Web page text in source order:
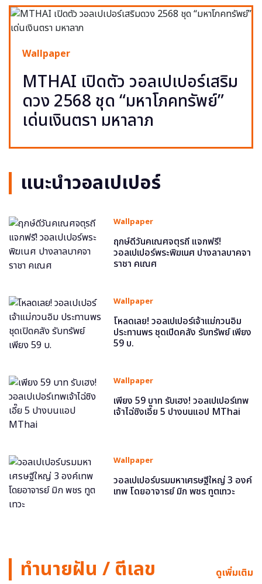
Wallpaper
MTHAI เปิดตัว วอลเปเปอร์เสริม
ดวง 2568 ชุด “มหาโภคทรัพย์”
เด่นเงินตรา มหาลาภ
แนะนำวอลเปเปอร์
Wallpaper
ฤกษ์ดีวันคเณศจตุรถี แจกฟรี!
วอลเปเปอร์พระพิฆเนศ ปางลาลบาคจา
ราชา คเณศ
Wallpaper
โหลดเลย! วอลเปเปอร์เจ้าแม่กวนอิม
ประทานพร ชุดเปิดคลัง รับทรัพย์ เพียง
59 บ.
Wallpaper
เพียง 59 บาท รับเฮง! วอลเปเปอร์เทพ
เจ้าไฉ่ซิงเอี๊ย 5 ปางบนแอป MThai
Wallpaper
วอลเปเปอร์บรมมหาเศรษฐีใหญ่ 3 องค์
เทพ โดยอาจารย์ มิก พชร ทูตเทวะ
ทำนายฝัน / ตีเลข ดูเพิ่มเติม